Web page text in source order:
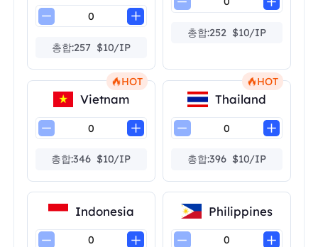
총합:257 $10/IP
총합:252 $10/IP
Vietnam
총합:346 $10/IP
HOT
Thailand
총합:396 $10/IP
HOT
Indonesia Philippines